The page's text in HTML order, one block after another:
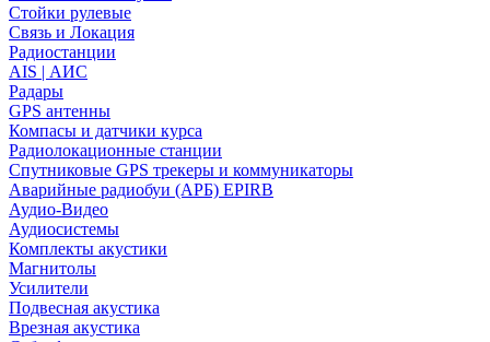
Стойки рулевые
Связь и Локация
Радиостанции
AIS | АИС
Радары
GPS антенны
Компасы и датчики курса
Радиолокационные станции
Спутниковые GPS трекеры и коммуникаторы
Аварийные радиобуи (АРБ) EPIRB
Аудио-Видео
Аудиосистемы
Комплекты акустики
Магнитолы
Усилители
Подвесная акустика
Врезная акустика